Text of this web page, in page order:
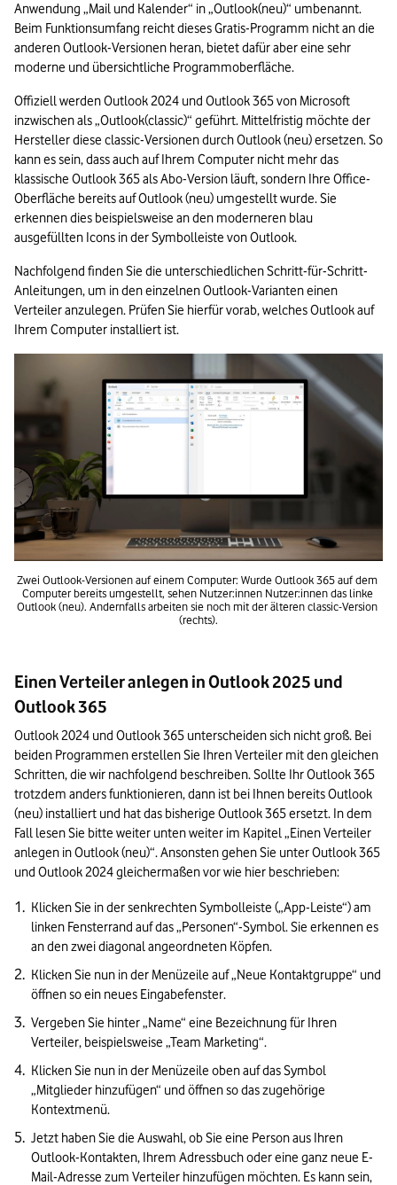
Anwendung „Mail und Kalender“ in „Outlook(neu)“ umbenannt.
Beim Funktionsumfang reicht dieses Gratis-Programm nicht an die
anderen Outlook-Versionen heran, bietet dafür aber eine sehr
moderne und übersichtliche Programmoberfläche.
Offiziell werden Outlook 2024 und Outlook 365 von Microsoft
inzwischen als „Outlook(classic)“ geführt. Mittelfristig möchte der
Hersteller diese classic-Versionen durch Outlook (neu) ersetzen. So
kann es sein, dass auch auf Ihrem Computer nicht mehr das
klassische Outlook 365 als Abo-Version läuft, sondern Ihre Office-
Oberfläche bereits auf Outlook (neu) umgestellt wurde. Sie
erkennen dies beispielsweise an den moderneren blau
ausgefüllten Icons in der Symbolleiste von Outlook.
Nachfolgend finden Sie die unterschiedlichen Schritt-für-Schritt-
Anleitungen, um in den einzelnen Outlook-Varianten einen
Verteiler anzulegen. Prüfen Sie hierfür vorab, welches Outlook auf
Ihrem Computer installiert ist.
Zwei Outlook-Versionen auf einem Computer: Wurde Outlook 365 auf dem
Computer bereits umgestellt, sehen Nutzer:innen Nutzer:innen das linke
Outlook (neu). Andernfalls arbeiten sie noch mit der älteren classic-Version
(rechts).
Einen Verteiler anlegen in Outlook 2025 und
Outlook 365
Outlook 2024 und Outlook 365 unterscheiden sich nicht groß. Bei
beiden Programmen erstellen Sie Ihren Verteiler mit den gleichen
Schritten, die wir nachfolgend beschreiben. Sollte Ihr Outlook 365
trotzdem anders funktionieren, dann ist bei Ihnen bereits Outlook
(neu) installiert und hat das bisherige Outlook 365 ersetzt. In dem
Fall lesen Sie bitte weiter unten weiter im Kapitel „Einen Verteiler
anlegen in Outlook (neu)“. Ansonsten gehen Sie unter Outlook 365
und Outlook 2024 gleichermaßen vor wie hier beschrieben:
Klicken Sie in der senkrechten Symbolleiste („App-Leiste“) am
linken Fensterrand auf das „Personen“-Symbol. Sie erkennen es
an den zwei diagonal angeordneten Köpfen.
Klicken Sie nun in der Menüzeile auf „Neue Kontaktgruppe“ und
öffnen so ein neues Eingabefenster.
Vergeben Sie hinter „Name“ eine Bezeichnung für Ihren
Verteiler, beispielsweise „Team Marketing“.
Klicken Sie nun in der Menüzeile oben auf das Symbol
„Mitglieder hinzufügen“ und öffnen so das zugehörige
Kontextmenü.
Jetzt haben Sie die Auswahl, ob Sie eine Person aus Ihren
Outlook-Kontakten, Ihrem Adressbuch oder eine ganz neue E-
Mail-Adresse zum Verteiler hinzufügen möchten. Es kann sein,